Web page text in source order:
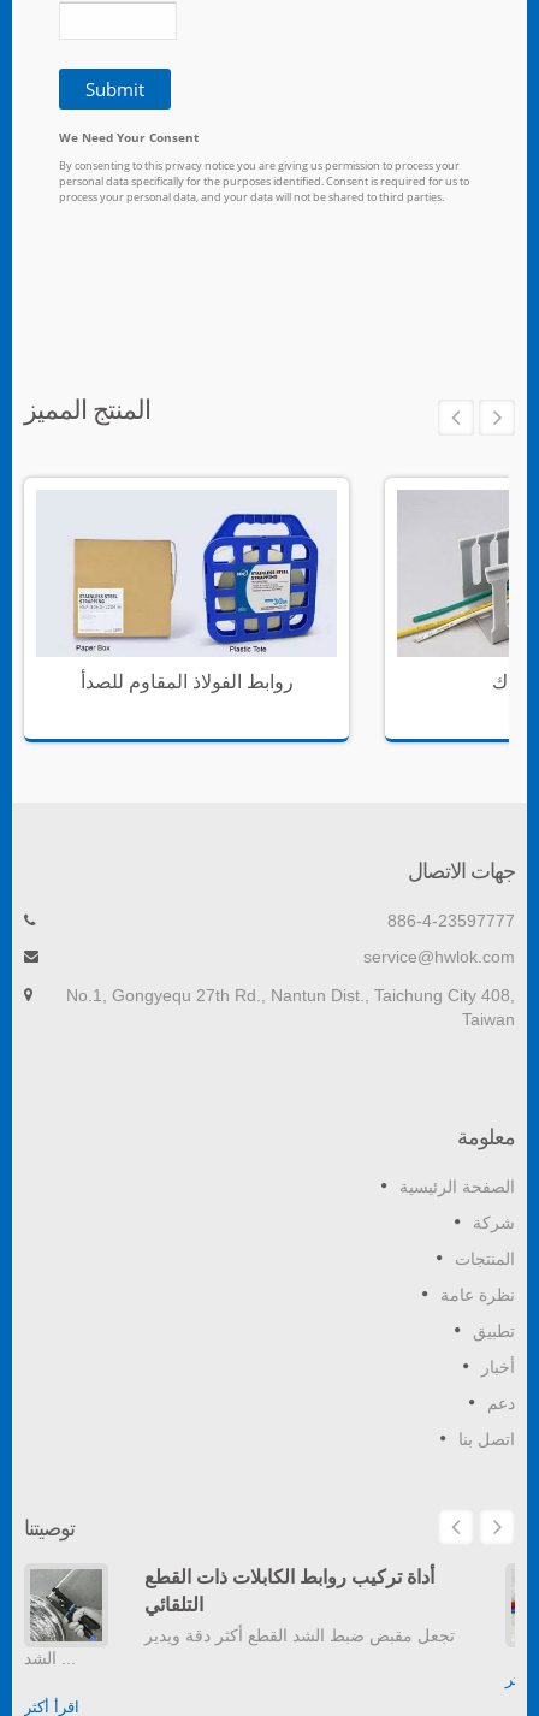
المنتج المميز
روابط الفولاذ المقاوم للصدأ
جهات الاتصال
886-4-23597777
service@hwlok.com
No.1, Gongyequ 27th Rd., Nantun Dist., Taichung City 408,
Taiwan
معلومة
الصفحة الرئيسية
شركة
المنتجات
نظرة عامة
تطبيق
أخبار
دعم
اتصل بنا
توصيتنا
أداة تركيب روابط الكابلات ذات القطع
التلقائي
تجعل مقبض ضبط الشد القطع أكثر دقة ويدير
الشد ...
اقرأ أكثر